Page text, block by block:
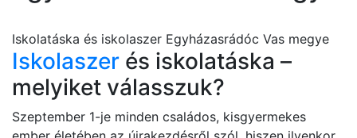
Iskolatáska és iskolaszer Egyházasrádóc Vas megye
Iskolaszer és iskolatáska –
melyiket válasszuk?
Szeptember 1-je minden családos, kisgyermekes